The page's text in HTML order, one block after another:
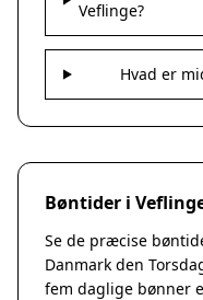
Veflinge?
Hvad er
Bøntider i
Se de præcise
Danmark den
fem daglige bønner